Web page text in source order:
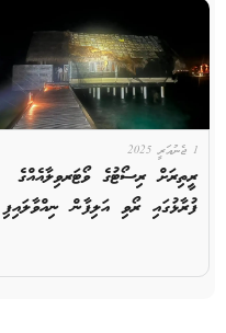
1 ޖެނުއަރީ 2025
ރީތިރަށް ރިސޯޓުގެ ވޯޓަރވިލާއެއްގެ
ފުރާޅުގައި ރޯވި އަލިފާން ނިއްވާލައިފި